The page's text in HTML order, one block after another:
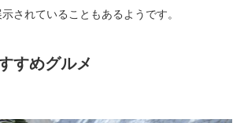
されていることもあるようです。
すめグルメ